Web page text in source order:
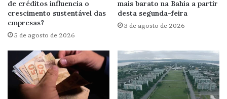
de créditos influencia o
crescimento sustentável das
empresas?
5 de agosto de 2026
mais barato na Bahia a partir
desta segunda-feira
3 de agosto de 2026